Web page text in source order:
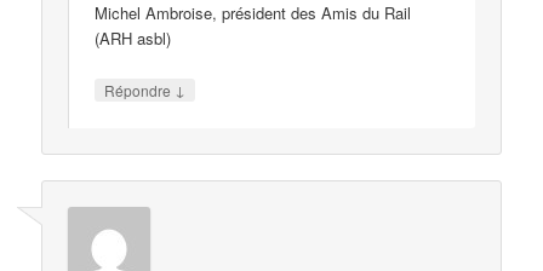
Michel Ambroise, président des Amis du Rail
(ARH asbl)
Répondre ↓